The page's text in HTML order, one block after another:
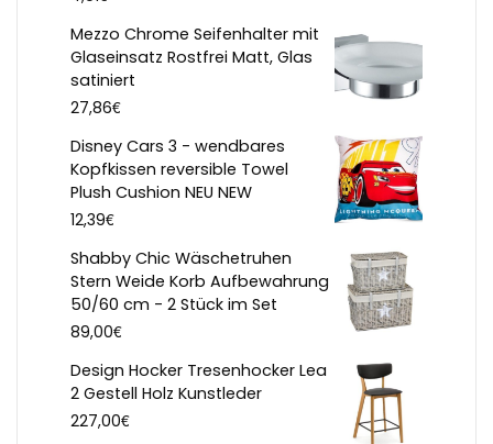
Mezzo Chrome Seifenhalter mit
Glaseinsatz Rostfrei Matt, Glas
satiniert
27,86€
Disney Cars 3 - wendbares
Kopfkissen reversible Towel
Plush Cushion NEU NEW
12,39€
Shabby Chic Wäschetruhen
Stern Weide Korb Aufbewahrung
50/60 cm - 2 Stück im Set
89,00€
Design Hocker Tresenhocker Lea
2 Gestell Holz Kunstleder
227,00€